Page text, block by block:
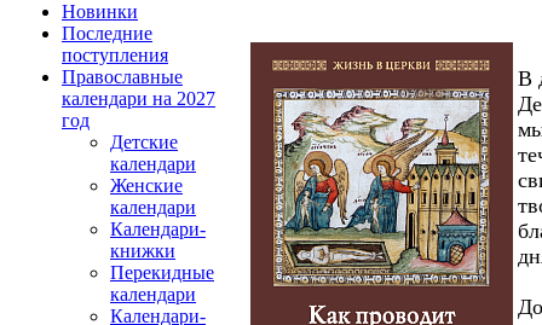
Новинки
Последние
поступления
Православные
календари на 2027
год
Детские
календари
Женские
календари
Календари-
книжки
Перекидные
календари
Календари-
В